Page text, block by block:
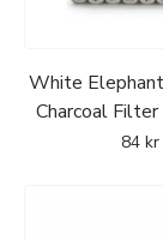
White
Charcoal
84 kr